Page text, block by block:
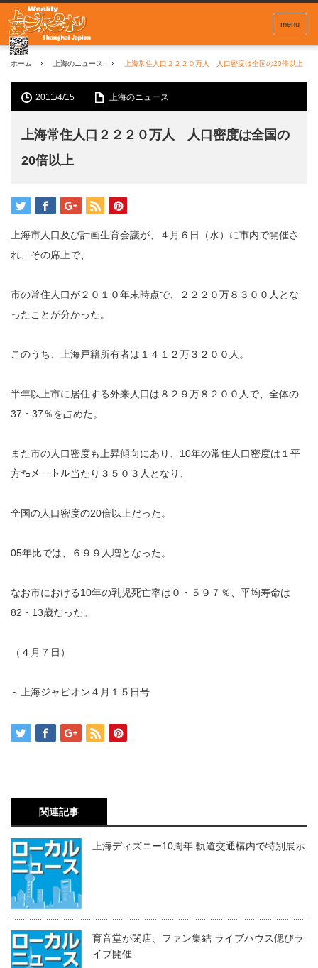
menu
ホーム 上海のニュース 上海常住人口２２２０万人 人口密度は全国の20倍以上
2011/4/15 上海のニュース
上海常住人口２２２０万人 人口密度は全国の
20倍以上
上海市人口及び計画生育会議が、４月６日（水）に市内で開催さ
れ、その席上で、
市の常住人口が２０１０年末時点で、２２２０万８３００人とな
ったことが分かった。
このうち、上海戸籍所有者は１４１２万３２００人。
半年以上市に居住する外来人口は８２９万８２００人で、全体の
37・37％を占めた。
また市の人口密度も上昇傾向にあり、10年の常住人口密度は１平
方㌔メートル当たり３５０３人となり、
全国の人口密度の20倍以上だった。
05年比では、６９９人増となった。
なお市における10年の乳児死亡率は０・５９７％、平均寿命は
82・13歳だった。
（４月７日）
～上海ジャピオン４月１５日号
関連記事
上海ディズニー10周年 軌道交通構内で特別展示
育音堂が閉店、ファン集結 ライブハウス偲びラ
イブ開催